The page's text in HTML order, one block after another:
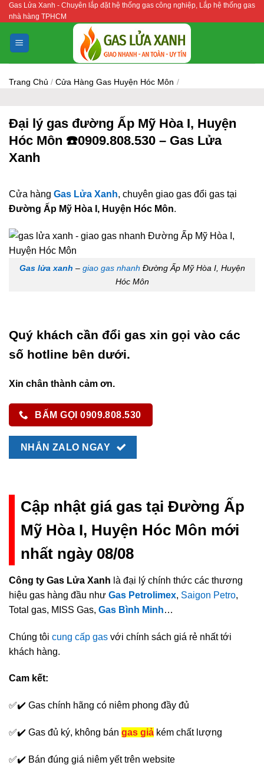
Bỏ
qua
nội
dung
Gas Lửa Xanh - Chuyên lắp đặt hệ thống gas công nghiệp, Lắp hệ thống gas
nhà hàng TPHCM
Trang Chủ / Cửa Hàng Gas Huyện Hóc Môn /
Đại lý gas đường Ấp Mỹ Hòa I, Huyện
Hóc Môn ☎️0909.808.530 – Gas Lửa
Xanh
Cửa hàng Gas Lửa Xanh, chuyên giao gas đổi gas tại
Đường Ấp Mỹ Hòa I, Huyện Hóc Môn.
Gas lửa xanh – giao gas nhanh Đường Ấp Mỹ Hòa I, Huyện
Hóc Môn
Quý khách cần đổi gas xin gọi vào các
số hotline bên dưới.
Xin chân thành cảm ơn.
BẤM GỌI 0909.808.530
NHẮN ZALO NGAY
Cập nhật giá gas tại Đường Ấp
Mỹ Hòa I, Huyện Hóc Môn mới
nhất ngày 08/08
Công ty Gas Lửa Xanh là đại lý chính thức các thương
hiệu gas hàng đầu như Gas Petrolimex, Saigon Petro,
Total gas, MISS Gas, Gas Bình Minh…
Chúng tôi cung cấp gas với chính sách giá rẻ nhất tới
khách hàng.
Cam kết:
✅✔️ Gas chính hãng có niêm phong đầy đủ
✅✔️ Gas đủ ký, không bán gas giả kém chất lượng
✅✔️ Bán đúng giá niêm yết trên website